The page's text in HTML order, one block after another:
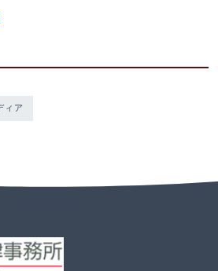
ィア